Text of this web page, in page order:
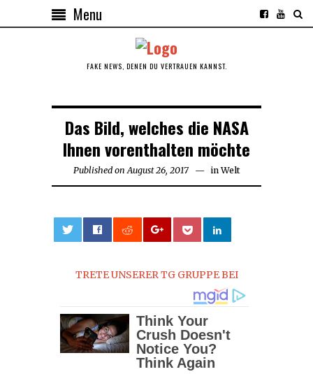
Menu
FAKE NEWS, DENEN DU VERTRAUEN KANNST.
Das Bild, welches die NASA
Ihnen vorenthalten möchte
Published on August 26, 2017Augustin Welt
TRETE UNSERER TG GRUPPE BEI